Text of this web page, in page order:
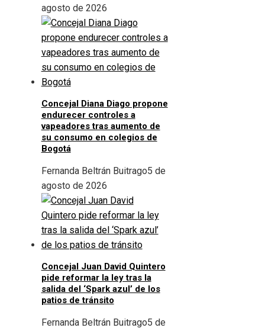
agosto de 2026
Concejal Diana Diago propone
endurecer controles a
vapeadores tras aumento de
su consumo en colegios de
Bogotá
Fernanda Beltrán Buitrago5 de
agosto de 2026
Concejal Juan David Quintero
pide reformar la ley tras la
salida del ‘Spark azul’ de los
patios de tránsito
Fernanda Beltrán Buitrago5 de